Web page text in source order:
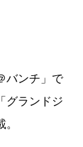
バンチ」で
グランドジ